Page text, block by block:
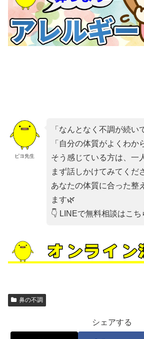
ピヨ先生
「なんとなく不調が続い
「自分の体質がよくわか
そう感じている方は、一
まず話しかけてみてくだ
あなたの体質に合った整
ます🌿
👇 LINEで無料相談はこち
鼻の不調
シェアする